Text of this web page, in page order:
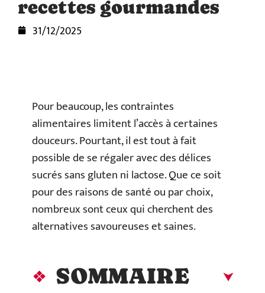
recettes gourmandes
31/12/2025
Pour beaucoup, les contraintes
alimentaires limitent l’accès à certaines
douceurs. Pourtant, il est tout à fait
possible de se régaler avec des délices
sucrés sans gluten ni lactose. Que ce soit
pour des raisons de santé ou par choix,
nombreux sont ceux qui cherchent des
alternatives savoureuses et saines.
SOMMAIRE